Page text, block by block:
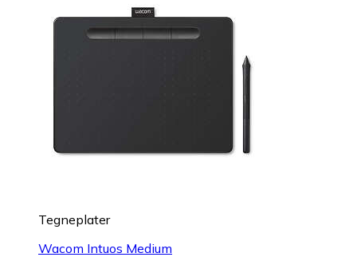
Tegneplater
Wacom Intuos Medium